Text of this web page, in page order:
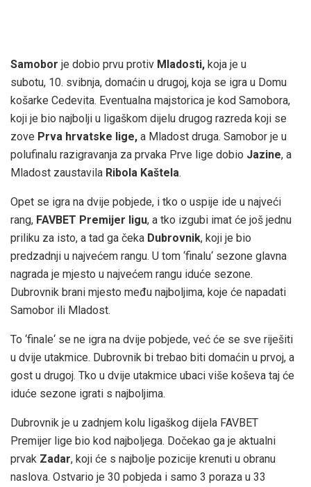
Samobor je dobio prvu protiv Mladosti, koja je u
subotu, 10. svibnja, domaćin u drugoj, koja se igra u Domu
košarke Cedevita. Eventualna majstorica je kod Samobora,
koji je bio najbolji u ligaškom dijelu drugog razreda koji se
zove Prva hrvatske lige, a Mladost druga. Samobor je u
polufinalu razigravanja za prvaka Prve lige dobio Jazine, a
Mladost zaustavila Ribola Kaštela.
Opet se igra na dvije pobjede, i tko o uspije ide u najveći
rang, FAVBET Premijer ligu, a tko izgubi imat će još jednu
priliku za isto, a tad ga čeka Dubrovnik, koji je bio
predzadnji u najvećem rangu. U tom ‘finalu‘ sezone glavna
nagrada je mjesto u najvećem rangu iduće sezone.
Dubrovnik brani mjesto među najboljima, koje će napadati
Samobor ili Mladost.
To ‘finale‘ se ne igra na dvije pobjede, već će se sve riješiti
u dvije utakmice. Dubrovnik bi trebao biti domaćin u prvoj, a
gost u drugoj. Tko u dvije utakmice ubaci više koševa taj će
iduće sezone igrati s najboljima.
Dubrovnik je u zadnjem kolu ligaškog dijela FAVBET
Premijer lige bio kod najboljega. Dočekao ga je aktualni
prvak Zadar, koji će s najbolje pozicije krenuti u obranu
naslova. Ostvario je 30 pobjeda i samo 3 poraza u 33